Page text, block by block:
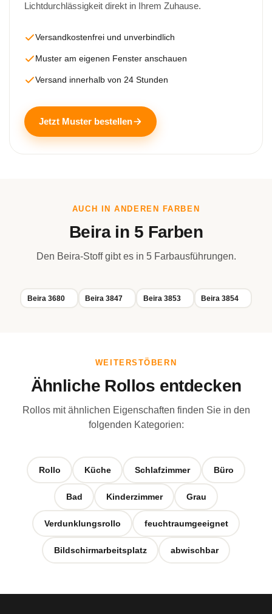
Lichtdurchlässigkeit direkt in Ihrem Zuhause.
Versandkostenfrei und unverbindlich
Muster am eigenen Fenster anschauen
Versand innerhalb von 24 Stunden
Jetzt Muster bestellen
AUCH IN ANDEREN FARBEN
Beira in 5 Farben
Den Beira-Stoff gibt es in 5 Farbausführungen.
Beira 3680 Beira 3847 Beira 3853 Beira 3854
WEITERSTÖBERN
Ähnliche Rollos entdecken
Rollos mit ähnlichen Eigenschaften finden Sie in den
folgenden Kategorien:
Rollo Küche Schlafzimmer Büro
Bad Kinderzimmer Grau
Verdunklungsrollo feuchtraumgeeignet
Bildschirmarbeitsplatz abwischbar